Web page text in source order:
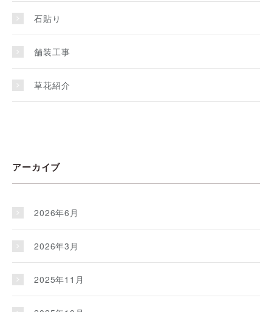
石貼り
舗装工事
草花紹介
アーカイブ
2026年6月
2026年3月
2025年11月